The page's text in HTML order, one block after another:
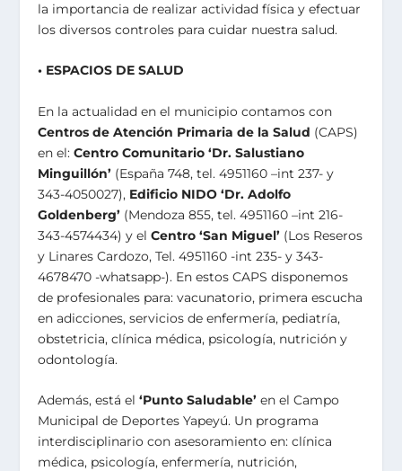
la importancia de realizar actividad física y efectuar
los diversos controles para cuidar nuestra salud.
• ESPACIOS DE SALUD
En la actualidad en el municipio contamos con
Centros de Atención Primaria de la Salud (CAPS)
en el:Centro Comunitario ‘Dr. Salustiano
Minguillón’ (España 748, tel. 4951160 –int 237- y
343-4050027), Edificio NIDO ‘Dr. Adolfo
Goldenberg’ (Mendoza 855, tel. 4951160 –int 216-
343-4574434) y elCentro ‘San Miguel’ (Los Reseros
y Linares Cardozo, Tel. 4951160 -int 235- y 343-
4678470 -whatsapp-). En estos CAPS disponemos
de profesionales para: vacunatorio, primera escucha
en adicciones, servicios de enfermería, pediatría,
obstetricia, clínica médica, psicología, nutrición y
odontología.
Además, está el‘Punto Saludable’ en el Campo
Municipal de Deportes Yapeyú. Un programa
interdisciplinario con asesoramiento en: clínica
médica, psicología, enfermería, nutrición,